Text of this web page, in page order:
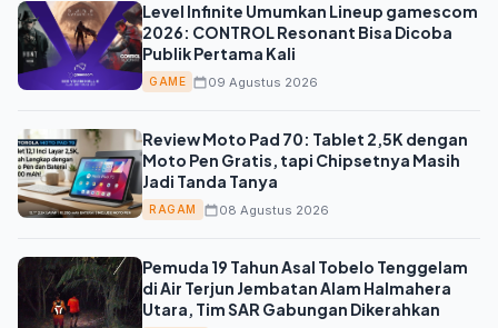
Level Infinite Umumkan Lineup gamescom
2026: CONTROL Resonant Bisa Dicoba
Publik Pertama Kali
GAME 09 Agustus 2026
Review Moto Pad 70: Tablet 2,5K dengan
Moto Pen Gratis, tapi Chipsetnya Masih
Jadi Tanda Tanya
RAGAM 08 Agustus 2026
Pemuda 19 Tahun Asal Tobelo Tenggelam
di Air Terjun Jembatan Alam Halmahera
Utara, Tim SAR Gabungan Dikerahkan